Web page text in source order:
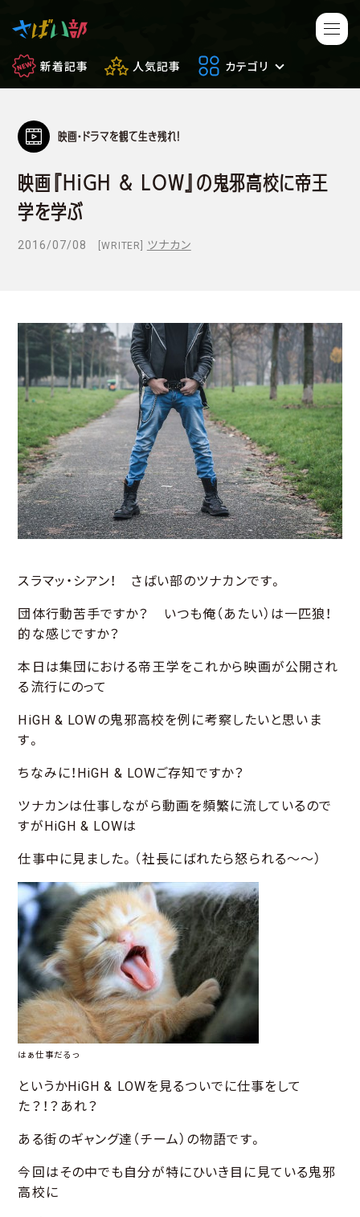
新着記事 人気記事 カテゴリ
マンガ・アニメ
ゲーム 日常のサバイバル
フィールドレビュー やってみた
映画・ドラマを観て生き残れ！
映画『HiGH & LOW』の鬼邪高校に帝王
学を学ぶ
2016/07/08 [WRITER] ツナカン
スラマッ・シアン！ さばい部のツナカンです。
団体行動苦手ですか？ いつも俺（あたい）は一匹狼！
的な感じですか？
本日は集団における帝王学をこれから映画が公開され
る流行にのって
HiGH & LOWの鬼邪高校を例に考察したいと思いま
す。
ちなみに！HiGH & LOWご存知ですか？
ツナカンは仕事しながら動画を頻繁に流しているので
すがHiGH & LOWは
仕事中に見ました。（社長にばれたら怒られる～～）
はぁ仕事だるっ
というかHiGH & LOWを見るついでに仕事をして
た？！？あれ？
ある街のギャング達（チーム）の物語です。
今回はその中でも自分が特にひいき目に見ている鬼邪
高校に